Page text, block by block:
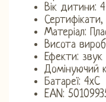
Вік дитини:
Матеріал:
Висота
Ефекти: звук
Домінуючий
Батареї: 4xC
EAN: